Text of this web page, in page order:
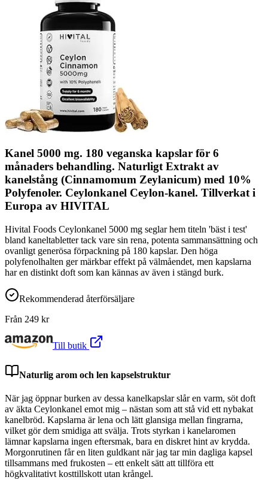
Kanel 5000 mg. 180 veganska kapslar för 6
månaders behandling. Naturligt Extrakt av
kanelstång (Cinnamomum Zeylanicum) med 10%
Polyfenoler. Ceylonkanel Ceylon-kanel. Tillverkat i
Europa av HIVITAL
Hivital Foods Ceylonkanel 5000 mg seglar hem titeln 'bäst i test'
bland kaneltabletter tack vare sin rena, potenta sammansättning och
ovanligt generösa förpackning på 180 kapslar. Den höga
polyfenolhalten ger märkbar effekt på välmåendet, men kapslarna
har en distinkt doft som kan kännas av även i stängd burk.
Rekommenderad återförsäljare
Från 249 kr
Till butik
Naturlig arom och len kapselstruktur
När jag öppnar burken av dessa kanelkapslar slår en varm, söt doft
av äkta Ceylonkanel emot mig – nästan som att stå vid ett nybakat
kanelbröd. Kapslarna är lena och lätt glansiga mellan fingrarna,
vilket gör dem smidiga att svälja. Trots styrkan i kanelaromen
lämnar kapslarna ingen eftersmak, bara en diskret hint av krydda.
Morgonrutinen får en liten guldkant när jag tar min dagliga kapsel
tillsammans med frukosten – ett enkelt sätt att tillföra ett
högkvalitativt kosttillskott utan krångel.